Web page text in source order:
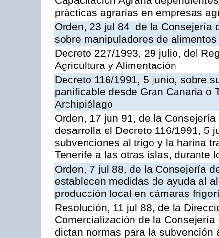
prácticas agrarias en empresas
Orden, 23 jul 84, de la Consejería
sobre manipuladores de alimentos
Decreto 227/1993, 29 julio, del
Agricultura y Alimentación
Decreto 116/1991, 5 junio, sobre
panificable desde Gran Canaria o
Archipiélago
Orden, 17 jun 91, de la
desarrolla el Decreto 116/1991, 5
subvenciones al trigo y la harina
Tenerife a las otras islas, durante
Orden, 7 jul 88, de la Consejería
establecen medidas de ayuda al
producción local en cámaras
Resolución, 11 jul 88, de la
Comercialización de la
dictan normas para la subvención